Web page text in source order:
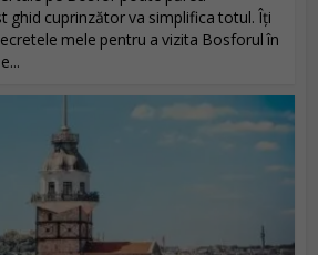
ghid cuprinzător va simplifica totul. Îți
mele pentru a vizita Bosforul în